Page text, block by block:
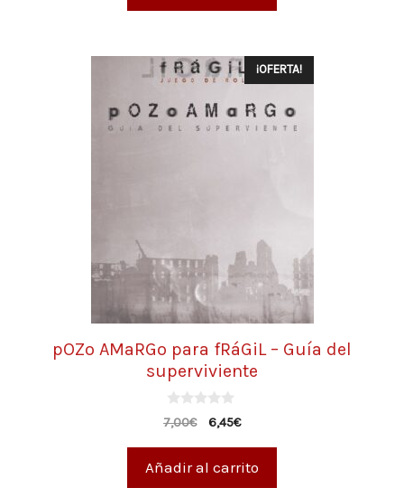
¡OFERTA!
pOZo AMaRGo para fRáGiL – Guía del
superviviente
0
d
7,00€ 6,45€
Añadir al carrito